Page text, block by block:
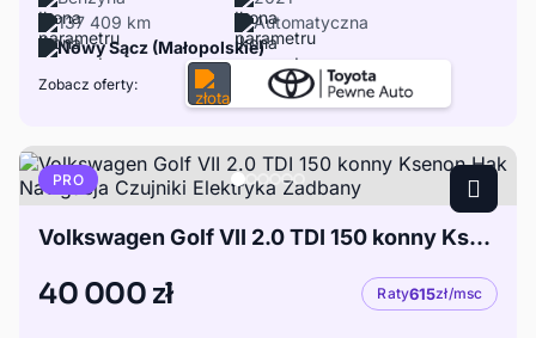
137 409 km
Automatyczna
Nowy Sącz (Małopolskie)
Zobacz oferty:
PRO
Volkswagen Golf VII 2.0 TDI 150 konny Ksenon Hak Navigacja Czujniki Elektryka Zadbany
40 000 zł Raty615zł/msc